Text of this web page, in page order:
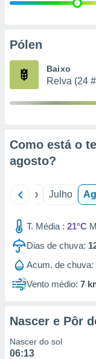
e
de
Pólen
Baixo
Relva (24
Como está o
agosto?
Junho Julho
T. Média : 21°C
Dias de chuva:
Acum. de chuva:
Vento médio: 7
Nascer e Pôr
Nascer do sol
06:13